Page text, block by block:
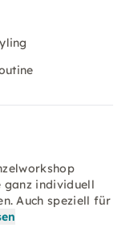
ganz individuell
Auch speziell für